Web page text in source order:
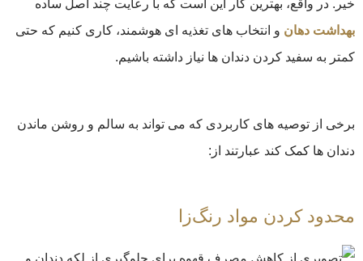
خیر. در واقع، بهترین کار این است که با رعایت چند اصل ساده
بهداشت دهان و انتخاب‌ های تغذیه ‌ای هوشمند، کاری کنیم که حتی
کمتر به سفید کردن دندان‌ ها نیاز داشته باشیم.
برخی از توصیه ‌های کاربردی که می ‌تواند به سالم و روشن ماندن
دندان ‌ها کمک کند عبارتند از:
محدود کردن مواد رنگ‌زا